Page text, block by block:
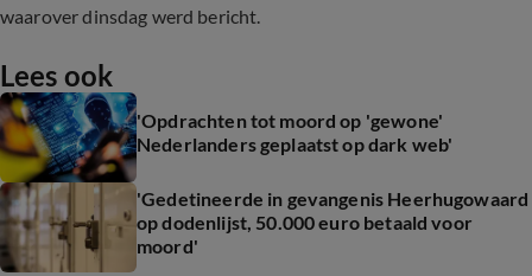
waarover dinsdag werd bericht.
Lees ook
'Opdrachten tot moord op 'gewone'
Nederlanders geplaatst op dark web'
'Gedetineerde in gevangenis Heerhugowaard
op dodenlijst, 50.000 euro betaald voor
moord'